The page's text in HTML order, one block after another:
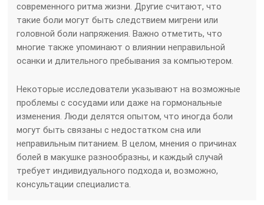
современного ритма жизни. Другие считают, что
такие боли могут быть следствием мигрени или
головной боли напряжения. Важно отметить, что
многие также упоминают о влиянии неправильной
осанки и длительного пребывания за компьютером.
Некоторые исследователи указывают на возможные
проблемы с сосудами или даже на гормональные
изменения. Люди делятся опытом, что иногда боли
могут быть связаны с недостатком сна или
неправильным питанием. В целом, мнения о причинах
болей в макушке разнообразны, и каждый случай
требует индивидуального подхода и, возможно,
консультации специалиста.